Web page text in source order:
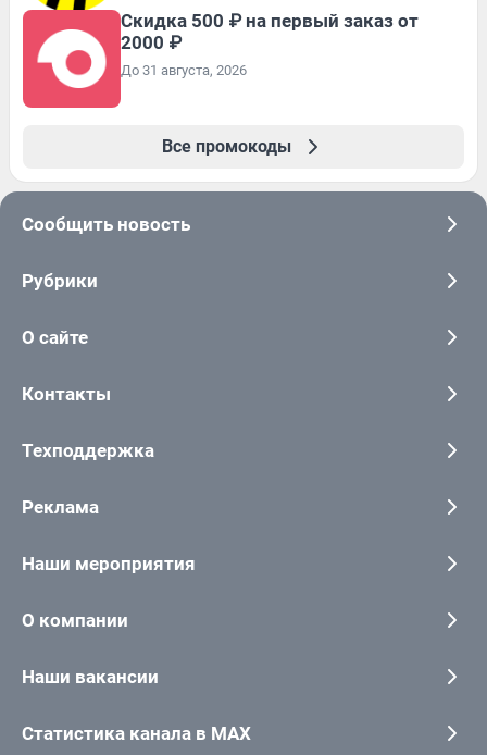
Скидка 500 ₽ на первый заказ от
2000 ₽
До 31 августа, 2026
Все промокоды
Сообщить новость
Рубрики
О сайте
Контакты
Техподдержка
Реклама
Наши мероприятия
О компании
Наши вакансии
Статистика канала в MAX